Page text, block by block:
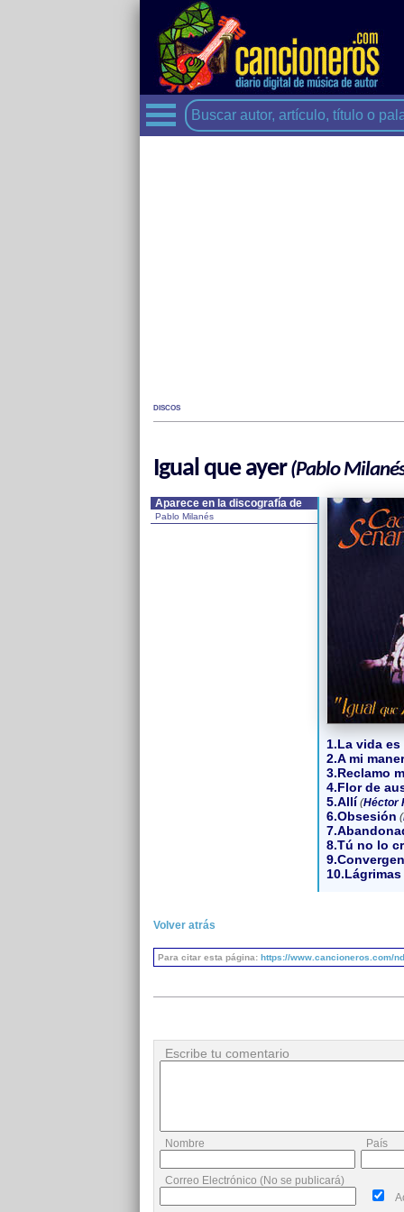
DISCOS
Igual que ayer(Pablo
Aparece en la discografía de
Pablo Milanés
1.La vida
2.A mi
3.Reclamo
4.Flor de
5.Allí (Héctor
6.Obsesión (
8.Tú no lo
Volver atrás
Para citar esta página: https://www.cancioneros.com/
Escribe tu comentario
Nombre País
Correo Electrónico (No se publicará)